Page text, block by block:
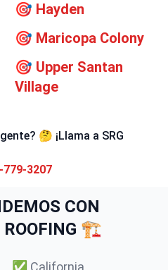
🎯 Hayden
🎯 Maricopa Colony
🎯 Upper Santan
Village
🤔 ¡Llama a SRG
779-3207
CON
ROOFING 🏗️
✅ California